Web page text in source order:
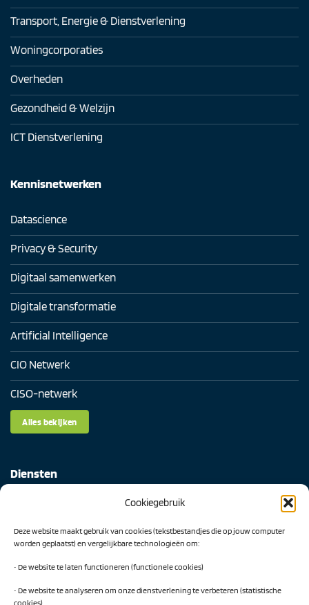
Cookiegebruik
Deze website maakt gebruik van cookies (tekstbestandjes die op jouw computer
worden geplaatst) en vergelijkbare technologieën om:
• De website te laten functioneren (functionele cookies)
• De website te analyseren om onze dienstverlening te verbeteren (statistische
cookies)
Transport, Energie & Dienstverlening
Woningcorporaties
Overheden
Gezondheid & Welzijn
ICT Dienstverlening
Kennisnetwerken
Datascience
Privacy & Security
Digitaal samenwerken
Digitale transformatie
Artificial Intelligence
CIO Netwerk
CISO-netwerk
Alles bekijken
Diensten
AI Readiness Scan
Traineeship SN Data & AI